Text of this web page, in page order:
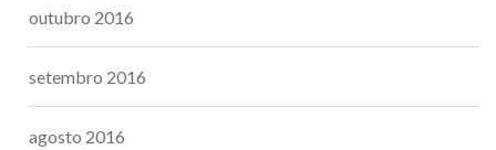
outubro 2016
setembro 2016
agosto 2016